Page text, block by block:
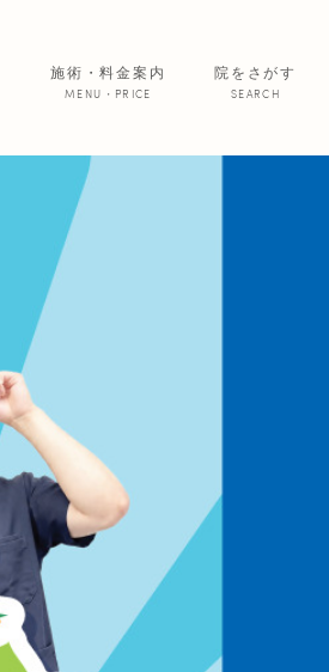
施術・料金案内
MENU・PRICE
院をさがす
SEARCH